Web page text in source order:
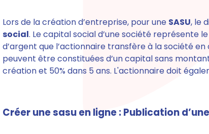
Lors de la création d’entreprise, pour une SASU, le
social. Le capital social d’une société représente
d’argent que l’actionnaire transfère à la société
peuvent être constituées d’un capital sans
création et 50% dans 5 ans. L'actionnaire doit
Créer une sasu en ligne : Publication